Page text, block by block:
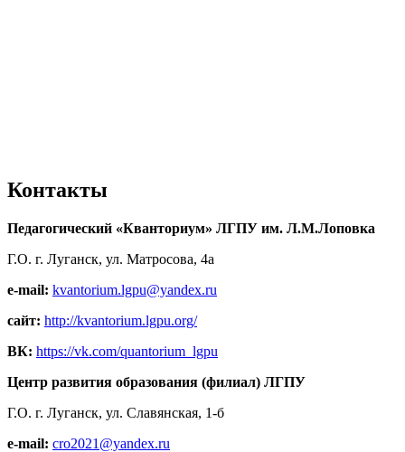
Контакты
Педагогический «Кванториум» ЛГПУ им. Л.М.Лоповка
Г.О. г. Луганск, ул. Матросова, 4а
e-mail: kvantorium.lgpu@yandex.ru
сайт: http://kvantorium.lgpu.org/
ВК: https://vk.com/quantorium_lgpu
Центр развития образования (филиал) ЛГПУ
Г.О. г. Луганск, ул. Славянская, 1-б
e-mail: cro2021@yandex.ru